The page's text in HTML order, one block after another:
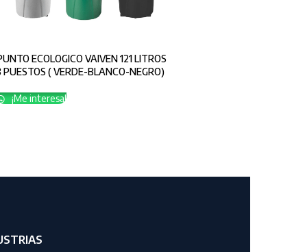
ECOLOGICO VAIVEN 121 LITROS
PUESTOS ( VERDE-BLANCO-NEGRO)
¡Me interesa!